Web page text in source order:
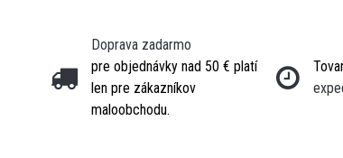
Doprava zadarmo
pre objednávky nad 50 € platí
len pre zákazníkov
maloobchodu.